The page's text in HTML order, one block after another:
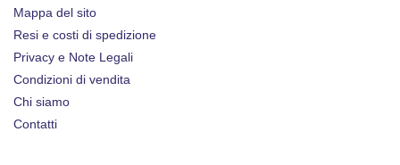
Mappa del sito
Resi e costi di spedizione
Privacy e Note Legali
Condizioni di vendita
Chi siamo
Contatti